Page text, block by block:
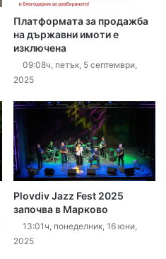
Платформата за продажба
на държавни имоти е
изключена
09:08ч, петък, 5 септември,
2025
Plovdiv Jazz Fest 2025
започва в Марково
13:01ч, понеделник, 16 юни,
2025